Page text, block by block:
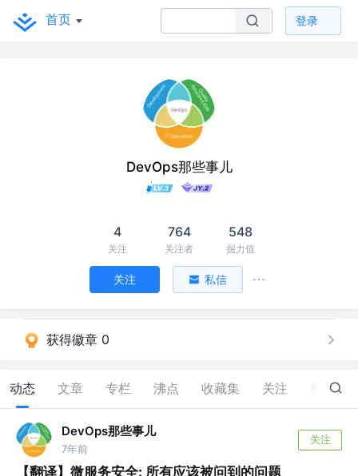
首页 登录
DevOps那些事儿
4
关注
764
关注者
548
掘力值
关注 私信
获得徽章 0
动态 文章 专栏 沸点 收藏集 关注 0
DevOps那些事儿
7年前
关注
【翻译】微服务安全: 所有应该被问到的问题